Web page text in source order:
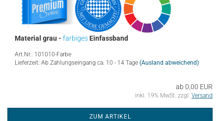
Material grau - farbiges Einfassband
Art.Nr.: 101010-Farbe
Lieferzeit: Ab Zahlungseingang ca. 10 - 14 Tage (Ausland abweichend)
ab 0,00 EUR
inkl. 19% MwSt. zzgl. Versand
ZUM ARTIKEL